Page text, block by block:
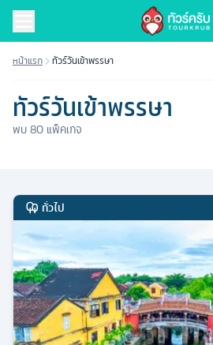
หน้าแรก ทัวร์วันเข้าพรรษา
ทัวร์วันเข้าพรรษา
พบ80 แพ็คเกจ
ทั่วไป